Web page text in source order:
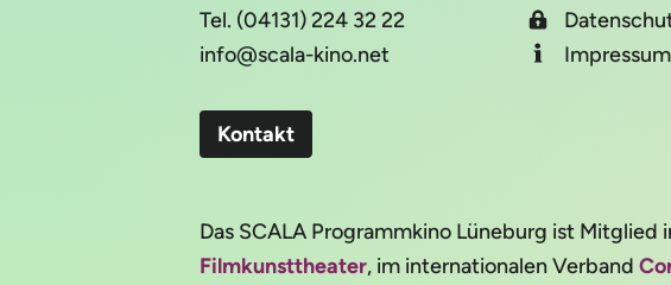
Tel. (04131) 224 32 22
info@scala-kino.net
Kontakt
Impressum
Das SCALA Programmkino Lüneburg ist Mitglied
Filmkunsttheater, im internationalen Verband